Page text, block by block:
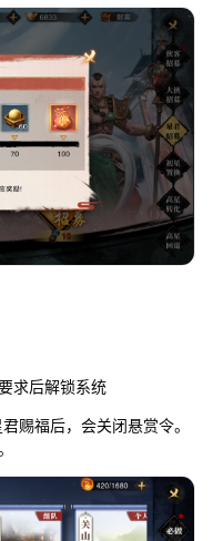
求后解锁系统
赐福后，会关闭悬赏令。